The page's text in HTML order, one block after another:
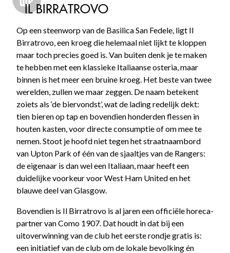
IL BIRRATROVO
Op een steenworp van de Basilica San Fedele, ligt Il
Birratrovo, een kroeg die helemaal niet lijkt te kloppen
maar toch precies goed is. Van buiten denk je te maken
te hebben met een klassieke Italiaanse osteria, maar
binnen is het meer een bruine kroeg. Het beste van twee
werelden, zullen we maar zeggen. De naam betekent
zoiets als ‘de biervondst’, wat de lading redelijk dekt:
tien bieren op tap en bovendien honderden flessen in
houten kasten, voor directe consumptie of om mee te
nemen. Stoot je hoofd niet tegen het straatnaambord
van Upton Park of één van de sjaaltjes van de Rangers:
de eigenaar is dan wel een Italiaan, maar heeft een
duidelijke voorkeur voor West Ham United en het
blauwe deel van Glasgow.
Bovendien is Il Birratrovo is al jaren een officiële horeca-
partner van Como 1907. Dat houdt in dat bij een
uitoverwinning van de club het eerste rondje gratis is:
een initiatief van de club om de lokale bevolking én